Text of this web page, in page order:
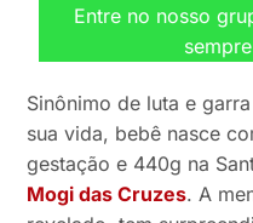
Entre no nosso
Sinônimo de luta e
sua vida, bebê nasce
gestação e 440g na
Mogi das Cruzes. A